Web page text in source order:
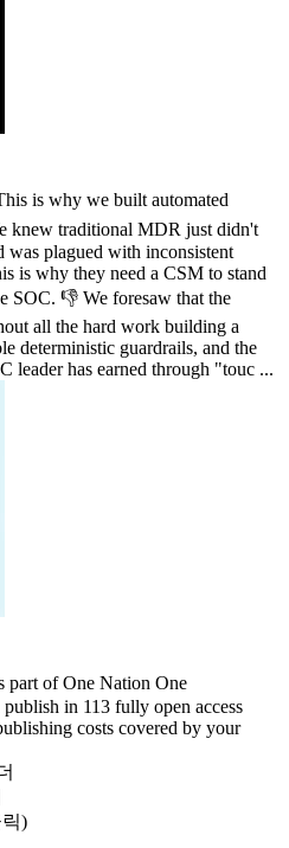
is why we built automated
knew traditional MDR just didn't
was plagued with inconsistent
is why they need a CSM to stand
SOC. 👎 We foresaw that the
all the hard work building a
deterministic guardrails, and the
leader has earned through "touc ...
part of One Nation One
in 113 fully open access
costs covered by your
)